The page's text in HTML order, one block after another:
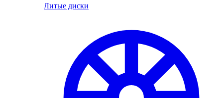
Литые диски